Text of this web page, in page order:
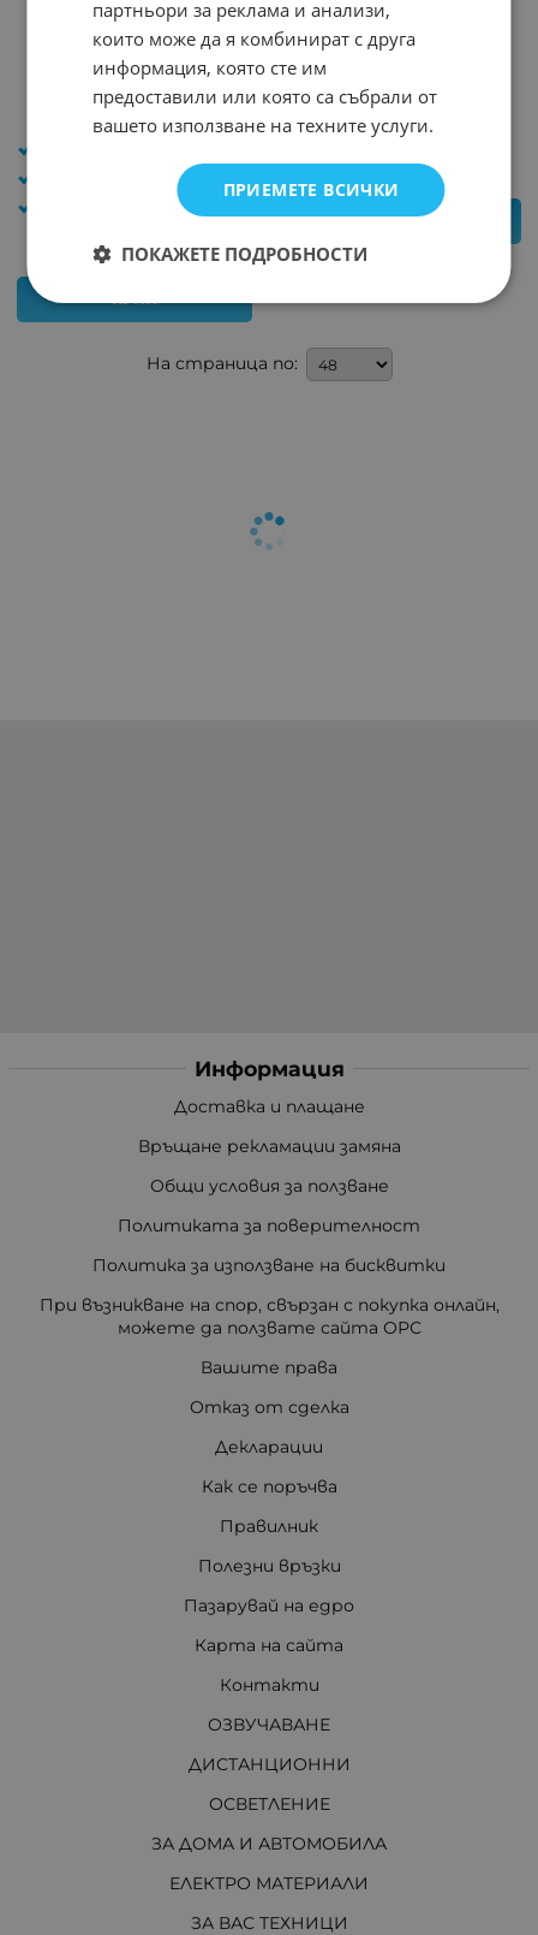
DURACELL PROCELL 1.5V
INDUSTRIAL
Арт.№: 18520
0.920* €
0.82 € / 1.60 лв.
марка: Duracell/Procell
DURACELL 1.5V
Арт.№: 18519
напрежение (V): 1.5
Размер: AAA-03
марка: Duracell/Procell
ДЕТАЙЛИ
На страница по:
Информация
Доставка и плащане
Връщане рекламации замяна
Общи условия за ползване
Политиката за поверителност
Политика за използване на бисквитки
При възникване на спор, свързан с покупка онлайн,
можете да ползвате сайта ОРС
Вашите права
Отказ от сделка
Декларации
Как се поръчва
Правилник
Полезни връзки
Пазарувай на едро
Карта на сайта
Контакти
ОЗВУЧАВАНЕ
ДИСТАНЦИОННИ
ОСВЕТЛЕНИЕ
ЗА ДОМА И АВТОМОБИЛА
ЕЛЕКТРО МАТЕРИАЛИ
ЗА ВАС ТЕХНИЦИ
партньори за реклама и анализи,
които може да я комбинират с друга
информация, която сте им
предоставили или която са събрали от
вашето използване на техните услуги.
ПРИЕМЕТЕ ВСИЧКИ
ПОКАЖЕТЕ ПОДРОБНОСТИ